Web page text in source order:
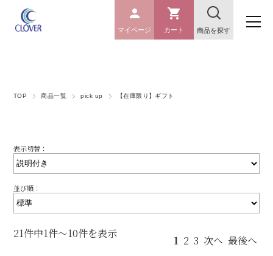
マイページ カート 商品を探す
TOP 商品一覧 pick up 【在庫限り】ギフト
表示切替：
並び順：
21件中1件～10件を表示
1 2 3 次へ 最後へ